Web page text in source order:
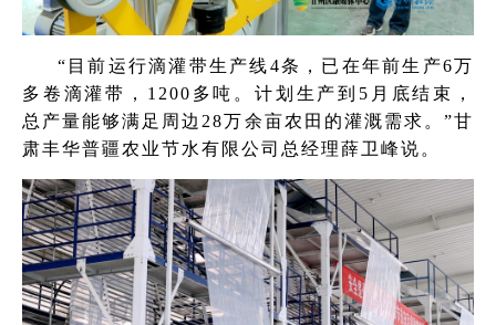
“目前运行滴灌带生产线4条，已在年前生产6万
多卷滴灌带，1200多吨。计划生产到5月底结束，
总产量能够满足周边28万余亩农田的灌溉需求。”甘
肃丰华普疆农业节水有限公司总经理薛卫峰说。